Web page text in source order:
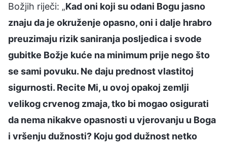
Božjih riječi: „Kad oni koji su odani Bogu jasno
znaju da je okruženje opasno, oni i dalje hrabro
preuzimaju rizik saniranja posljedica i svode
gubitke Božje kuće na minimum prije nego što
se sami povuku. Ne daju prednost vlastitoj
sigurnosti. Recite Mi, u ovoj opakoj zemlji
velikog crvenog zmaja, tko bi mogao osigurati
da nema nikakve opasnosti u vjerovanju u Boga
i vršenju dužnosti? Koju god dužnost netko